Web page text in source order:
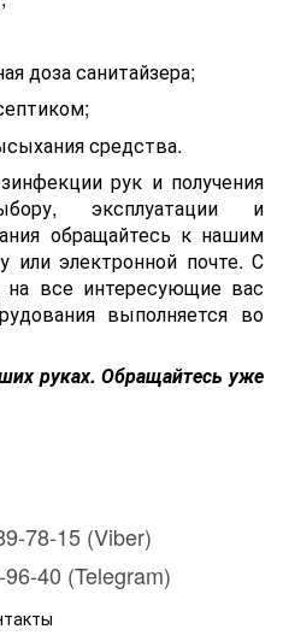
доза санитайзера;
средства.
рук и получения
эксплуатации и
обращайтесь к нашим
или электронной почте. С
все интересующие вас
выполняется во
руках. Обращайтесь уже
78-15 (Viber)
40 (Telegram)